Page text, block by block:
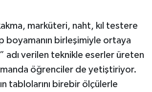
marküteri, naht, kıl testere
boyamanın birleşimiyle ortaya
adı verilen teknikle eserler üreten
öğrenciler de yetiştiriyor.
tablolarını birebir ölçülerle